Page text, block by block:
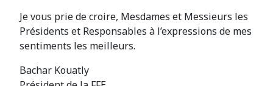
Je vous prie de croire, Mesdames et Messieurs les
Présidents et Responsables à l’expressions de mes
sentiments les meilleurs.
Bachar Kouatly